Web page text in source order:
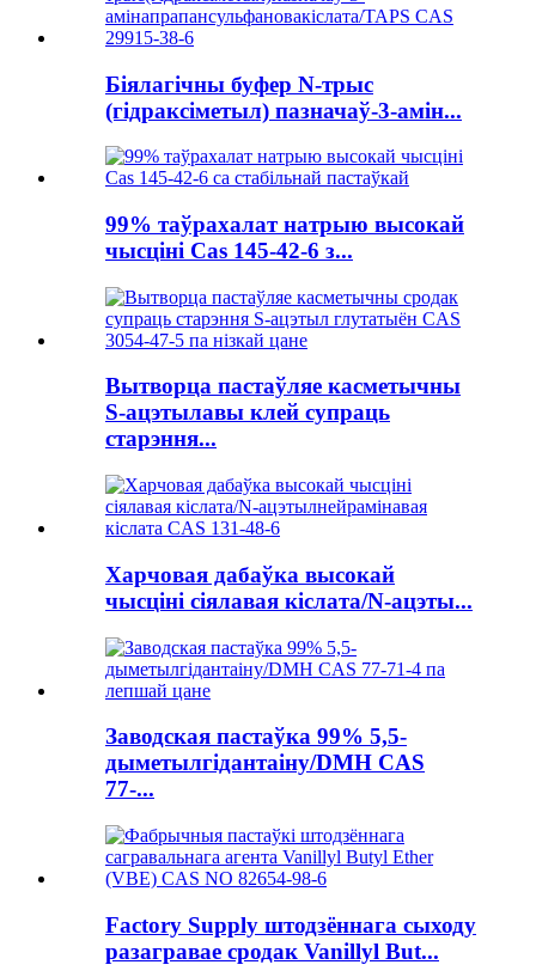
Біялагічны буфер N-трыс
(гідраксіметыл) пазначаў-3-амін...
99% таўрахалат натрыю высокай
чысціні Cas 145-42-6 з...
Вытворца пастаўляе касметычны
S-ацэтылавы клей супраць
старэння...
Харчовая дабаўка высокай
чысціні сіялавая кіслата/N-ацэты...
Заводская пастаўка 99% 5,5-
дыметылгідантаіну/DMH CAS
77-...
Factory Supply штодзённага сыходу
разагравае сродак Vanillyl But...